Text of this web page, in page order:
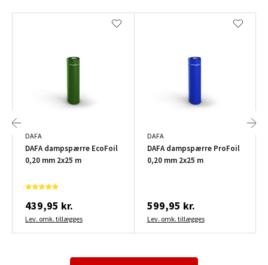
DAFA
DAFA dampspærre EcoFoil
0,20 mm 2x25 m
439,95 kr.
Lev. omk. tillægges
DAFA
DAFA dampspærre ProFoil
0,20 mm 2x25 m
599,95 kr.
Lev. omk. tillægges